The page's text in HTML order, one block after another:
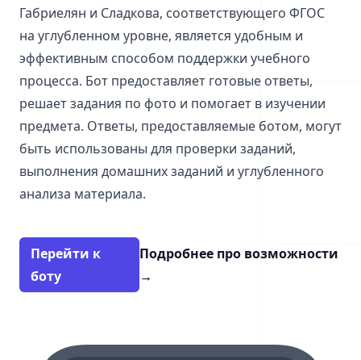
Габриелян и Сладкова, соответствующего ФГОС
на углубленном уровне, является удобным и
эффективным способом поддержки учебного
процесса. Бот предоставляет готовые ответы,
решает задания по фото и помогает в изучении
предмета. Ответы, предоставляемые ботом, могут
быть использованы для проверки заданий,
выполнения домашних заданий и углубленного
анализа материала.
Перейти к
боту
Подробнее про возможности
→